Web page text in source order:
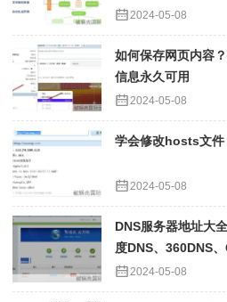
2024-05-08
如何保存网页内容
信息永久可用
2024-05-08
学会修改hosts文件
2024-05-08
DNS服务器地址大
度DNS、360DNS
2024-05-08